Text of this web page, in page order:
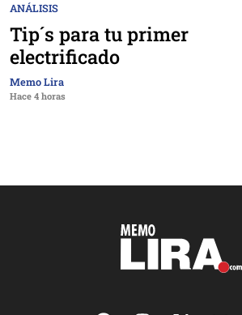
ANÁLISIS
Tip´s para tu primer
electrificado
Memo Lira
Hace 4 horas